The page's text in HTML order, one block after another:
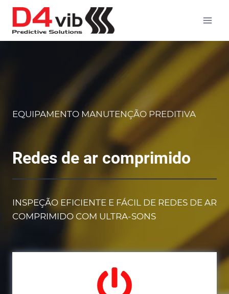
Skip
content
EQUIPAMENTO MANUTENÇÃO PREDITIVA
Redes de ar comprimido
INSPEÇÃO EFICIENTE E FÁCIL DE REDES DE AR
COMPRIMIDO COM ULTRA-SONS